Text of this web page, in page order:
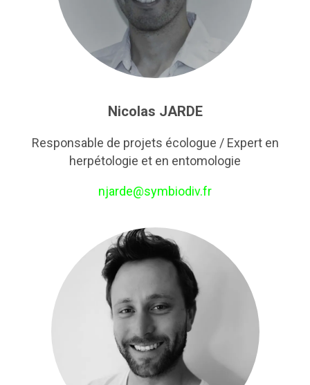
Nicolas JARDE
Responsable de projets écologue / Expert en
herpétologie et en entomologie
njarde@symbiodiv.fr